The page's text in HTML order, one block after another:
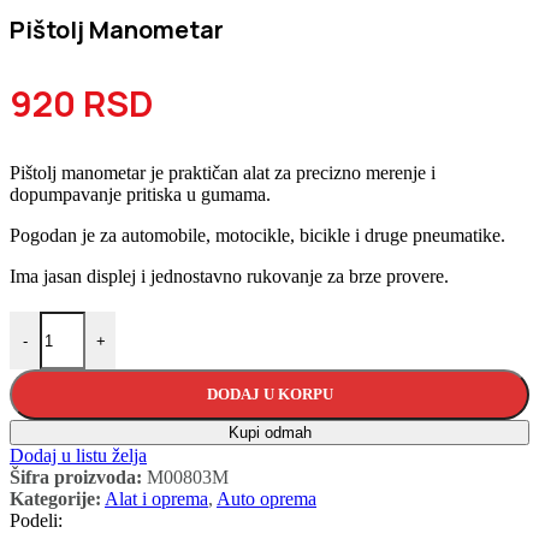
Pištolj Manometar
920 RSD
Pištolj manometar je praktičan alat za precizno merenje i
dopumpavanje pritiska u gumama.
Pogodan je za automobile, motocikle, bicikle i druge pneumatike.
Ima jasan displej i jednostavno rukovanje za brze provere.
-
Pištolj Manometar količina
+
DODAJ U KORPU
Kupi odmah
Dodaj u listu želja
Šifra proizvoda: M00803M
Kategorije: Alat i oprema, Auto oprema
Podeli: